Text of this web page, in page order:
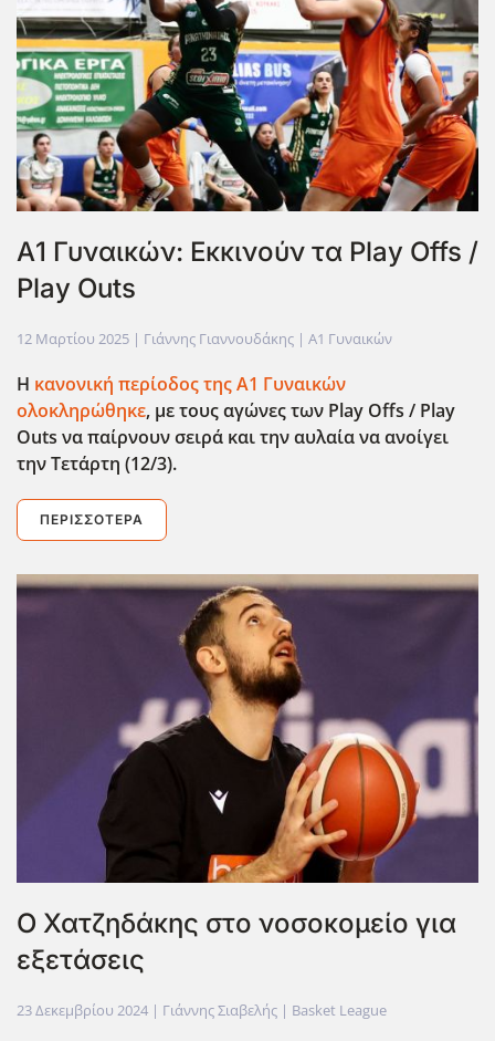
Α1 Γυναικών: Εκκινούν τα Play Offs /
Play Outs
12 Μαρτίου 2025 | Γιάννης Γιαννουδάκης | Α1 Γυναικών
Η κανονική περίοδος της Α1 Γυναικών
ολοκληρώθηκε, με τους αγώνες των Play Offs / Play
Outs να παίρνουν σειρά και την αυλαία να ανοίγει
την Τετάρτη (12/3).
ΠΕΡΙΣΣΌΤΕΡΑ
Ο Χατζηδάκης στο νοσοκομείο για
εξετάσεις
23 Δεκεμβρίου 2024 | Γιάννης Σιαβελής | Basket League